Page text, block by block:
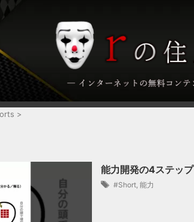
>
能力開発の4ステップ
#Short 能力